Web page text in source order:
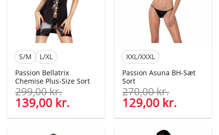
S/M
L/XL
Passion Bellatrix
Chemise Plus-Size Sort
299,00kr.
Den
oprindelige
pris
139,00 kr.
pris
XXL/XXXL
Passion Asuna BH-Sæt
Sort
270,00kr.
Den
oprindelige
pris
129,00 kr.
pris